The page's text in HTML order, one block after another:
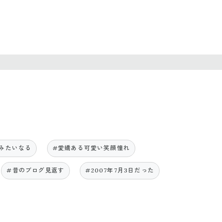
たいなる #愛嬌ある可愛い笑顔憧れ
#昔のブログ見返す #2007年7月3日だった